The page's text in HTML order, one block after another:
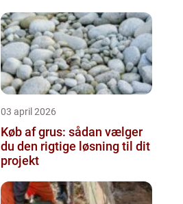
03 april 2026
Køb af grus: sådan vælger
du den rigtige løsning til dit
projekt